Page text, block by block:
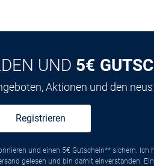
UND 5€
Aktionen und den
Registrieren
und einen 5€ Gutschein** sichern. Ich
gelesen und bin damit einverstanden.